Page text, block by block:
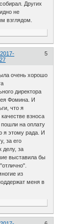
Других
не
взглядом.
5
2017-
очень хорошо
директора
Фомина. И
что я
взноса
пошли на оплату
я этому рада. И
за его
делу, за
выставила бы
из
меня в